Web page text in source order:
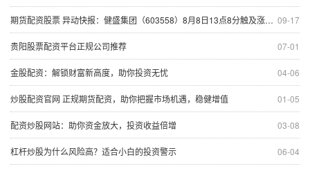
09-17
期货配资股票 异动快报：健盛集团（603558）8月8日13点8分触及涨停板
07-01
贵阳股票配资平台正规公司推荐
04-06
金股配资：解锁财富新高度，助你投资无忧
01-05
炒股配资官网 正规期货配资，助你把握市场机遇，稳健增值
03-08
配资炒股网站：助你资金放大，投资收益倍增
06-04
杠杆炒股为什么风险高？适合小白的投资警示